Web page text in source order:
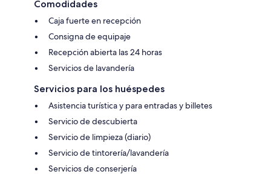
Comodidades
Caja fuerte en recepción
Consigna de equipaje
Recepción abierta las 24 horas
Servicios de lavandería
Servicios para los huéspedes
Asistencia turística y para entradas y billetes
Servicio de descubierta
Servicio de limpieza (diario)
Servicio de tintorería/lavandería
Servicios de conserjería